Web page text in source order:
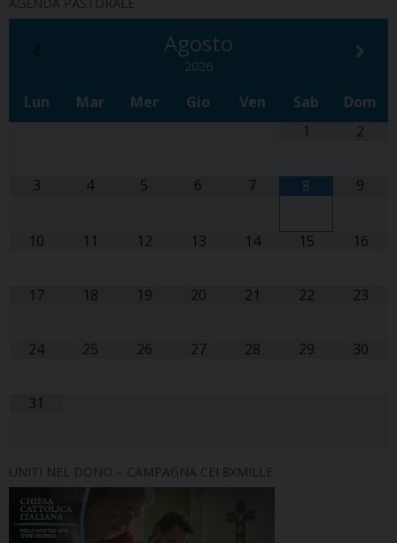
AGENDA PASTORALE
Agosto
2026
Lun Mar Mer Gio Ven Sab
Dom
1
2
3 4 5 6 7 8 9
10 11 12 13 14 15 16
17 18 19 20 21 22 23
24 25 26 27 28 29 30
31
UNITI NEL DONO – CAMPAGNA CEI 8XMILLE